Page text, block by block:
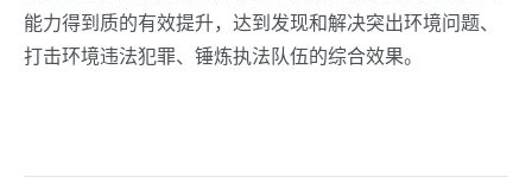
能力得到质的有效提升，达到发现和解决突出环境问题、
打击环境违法犯罪、锤炼执法队伍的综合效果。